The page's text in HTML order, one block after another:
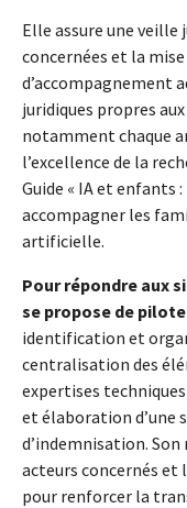
Elle assure une
concernées et la
d’accompagnement
juridiques propres
notamment chaque
l’excellence de la
Guide « IA et enfants
accompagner les
artificielle.
Pour répondre aux
se propose de
identification et
centralisation des
expertises
et élaboration d’une
d’indemnisation.
acteurs concernés et
pour renforcer la